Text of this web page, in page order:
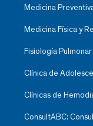
Medicina
Medicina Física y
Fisiología
Clínica de
Clínicas de
ConsultABC: